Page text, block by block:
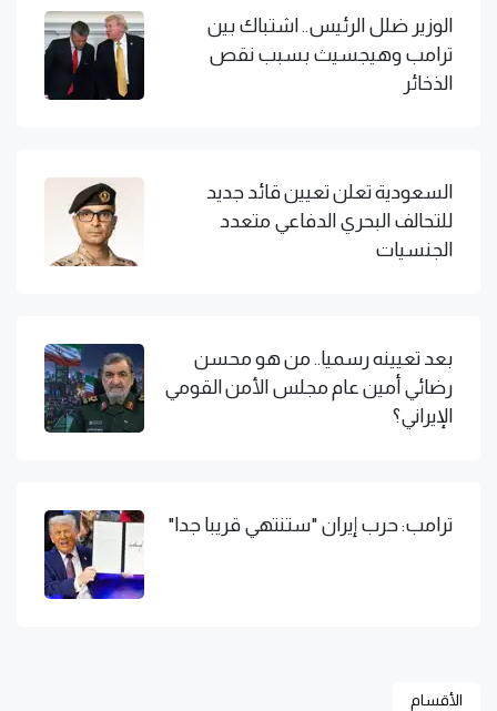
الوزير ضلل الرئيس.. اشتباك بين
ترامب وهيجسيث بسبب نقص
الذخائر
السعودية تعلن تعيين قائد جديد
للتحالف البحري الدفاعي متعدد
الجنسيات
بعد تعيينه رسميا.. من هو محسن
رضائي أمين عام مجلس الأمن القومي
الإيراني؟
ترامب: حرب إيران "ستنتهي قريبا جدا"
الأقسام